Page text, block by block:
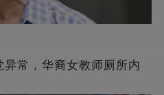
常，华裔女教师厕所内